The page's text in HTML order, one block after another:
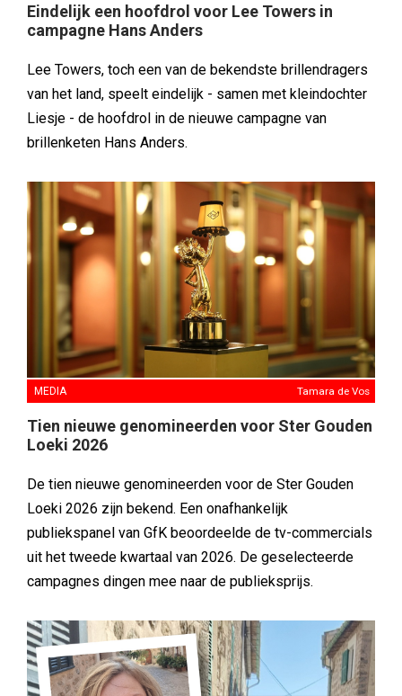
Eindelijk een hoofdrol voor Lee Towers in
campagne Hans Anders
Lee Towers, toch een van de bekendste brillendragers
van het land, speelt eindelijk - samen met kleindochter
Liesje - de hoofdrol in de nieuwe campagne van
brillenketen Hans Anders.
MEDIA Tamara de Vos
Tien nieuwe genomineerden voor Ster Gouden
Loeki 2026
De tien nieuwe genomineerden voor de Ster Gouden
Loeki 2026 zijn bekend. Een onafhankelijk
publiekspanel van GfK beoordeelde de tv-commercials
uit het tweede kwartaal van 2026. De geselecteerde
campagnes dingen mee naar de publieksprijs.